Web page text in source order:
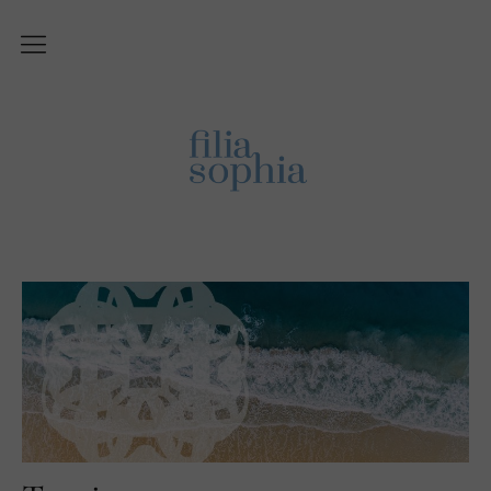
Was ist ‚Filiasophia‘?
Blog
English